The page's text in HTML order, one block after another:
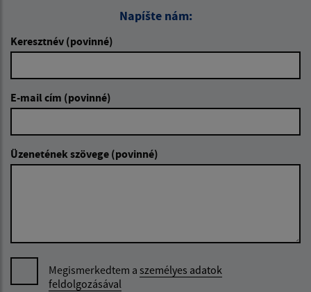
Napíšte nám:
Keresztnév (povinné)
E-mail cím (povinné)
Üzenetének szövege (povinné)
Megismerkedtem a személyes adatok
feldolgozásával